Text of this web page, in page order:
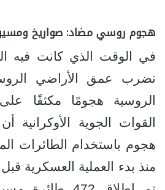
هجوم روسي مضاد: صواريخ
في الوقت الذي كانت فيه
تضرب عمق الأراضي
الروسية هجومًا مكثفًا على
القوات الجوية الأوكرانية
هجوم باستخدام الطائرات
منذ بدء العملية العسكرية